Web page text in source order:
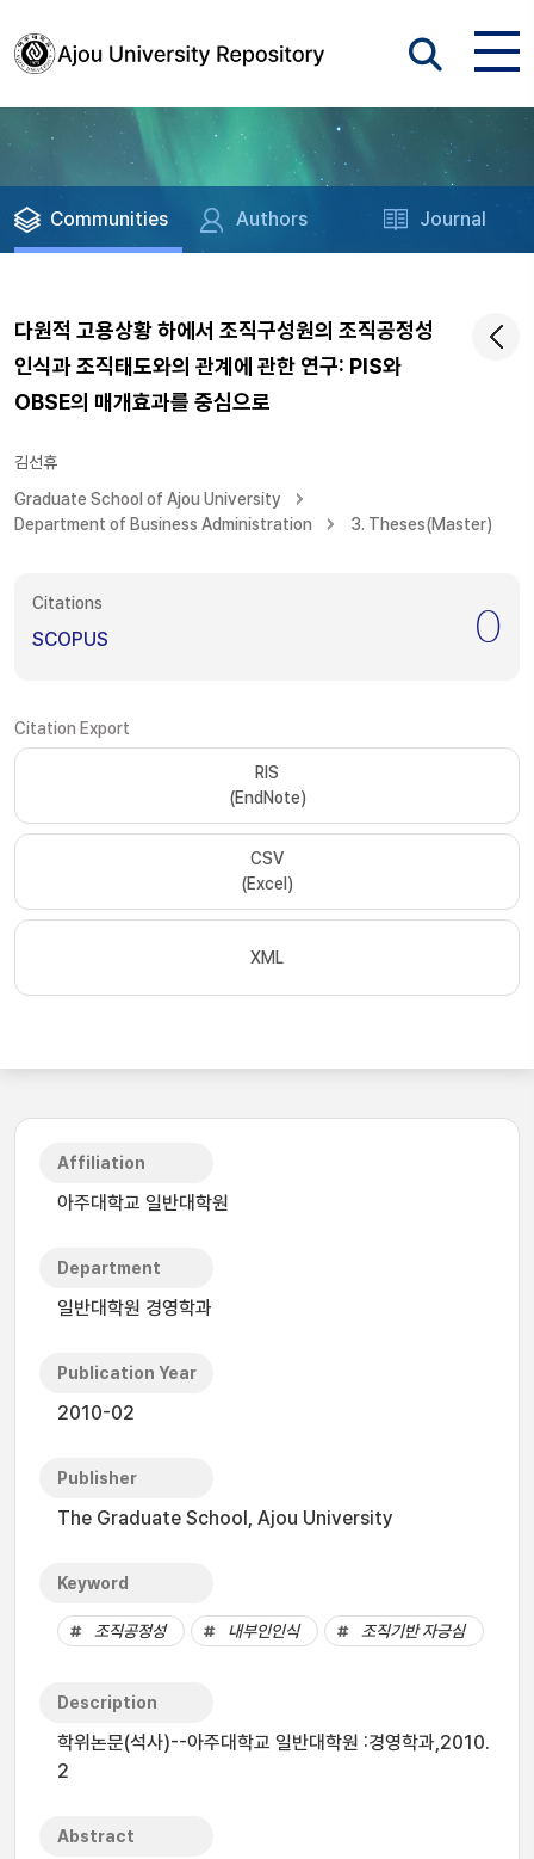
Communities Authors Journal
다원적 고용상황 하에서 조직구성원의 조직공정성
인식과 조직태도와의 관계에 관한 연구: PIS와
OBSE의 매개효과를 중심으로
김선휴
Graduate School of Ajou University
Department of Business Administration
3. Theses(Master)
Citations
SCOPUS 0
Citation Export
RIS
(EndNote)
CSV
(Excel)
XML
Affiliation
아주대학교 일반대학원
Department
일반대학원 경영학과
Publication Year
2010-02
Publisher
The Graduate School, Ajou University
Keyword
조직공정성 내부인인식 조직기반 자긍심
Description
학위논문(석사)--아주대학교 일반대학원 :경영학과,2010.
2
Abstract